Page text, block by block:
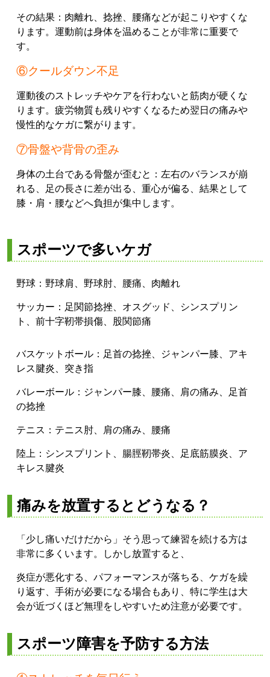
その結果：肉離れ、捻挫、腰痛などが起こりやすくな
ります。運動前は身体を温めることが非常に重要で
す。
⑥クールダウン不足
運動後のストレッチやケアを行わないと筋肉が硬くな
ります。疲労物質も残りやすくなるため翌日の痛みや
慢性的なケガに繋がります。
⑦骨盤や背骨の歪み
身体の土台である骨盤が歪むと：左右のバランスが崩
れる、足の長さに差が出る、重心が偏る、結果として
膝・肩・腰などへ負担が集中します。
スポーツで多いケガ
野球：野球肩、野球肘、腰痛、肉離れ
サッカー：足関節捻挫、オスグッド、シンスプリン
ト、前十字靭帯損傷、股関節痛
バスケットボール：足首の捻挫、ジャンパー膝、アキ
レス腱炎、突き指
バレーボール：ジャンパー膝、腰痛、肩の痛み、足首
の捻挫
テニス：テニス肘、肩の痛み、腰痛
陸上：シンスプリント、腸脛靭帯炎、足底筋膜炎、ア
キレス腱炎
痛みを放置するとどうなる？
「少し痛いだけだから」そう思って練習を続ける方は
非常に多くいます。しかし放置すると、
炎症が悪化する、パフォーマンスが落ちる、ケガを繰
り返す、手術が必要になる場合もあり、特に学生は大
会が近づくほど無理をしやすいため注意が必要です。
スポーツ障害を予防する方法